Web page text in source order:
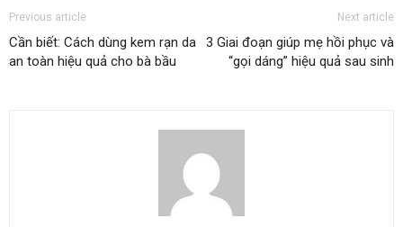
Previous article
Cần biết: Cách dùng kem rạn da
an toàn hiệu quả cho bà bầu
Next article
3 Giai đoạn giúp mẹ hồi phục và
“gọi dáng” hiệu quả sau sinh